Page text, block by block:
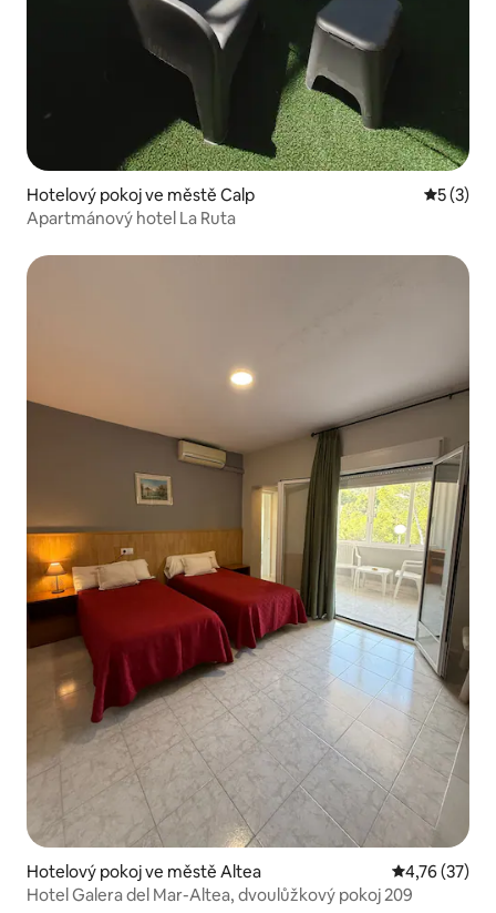
Hotelový pokoj ve městě Calp
5 (3)
Apartmánový hotel La Ruta
Hotelový pokoj ve městě Altea Průměrné
4,76 (37)
Hotel Galera del Mar-Altea, dvoulůžkový pokoj 209